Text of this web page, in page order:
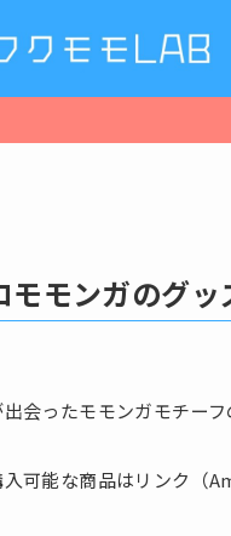
モモンガのグッ
会ったモモンガモチー
可能な商品はリンク（